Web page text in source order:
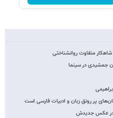
متفاوت روانشناختی
جمشیدی در سینما
پر رونق زبان و ادبیات فارسی است
در عکس جدیدش